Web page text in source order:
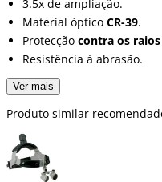
3.5x de ampliação.
Material óptico CR-39.
Protecção contra os raios
Resistência à abrasão.
Ver mais
Produto similar